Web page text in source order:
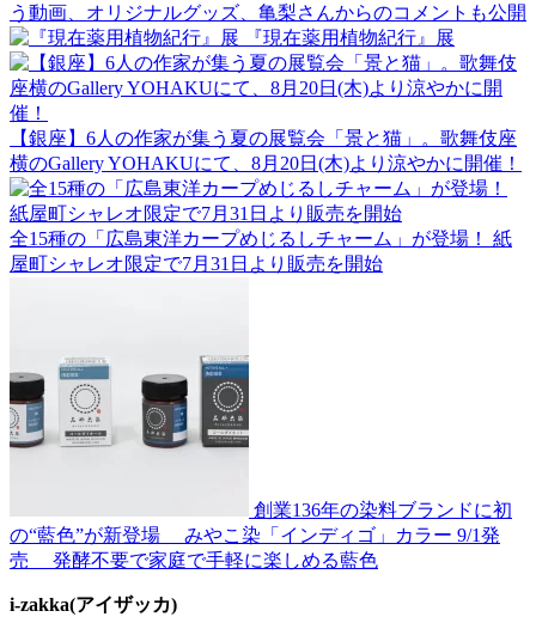
う動画、オリジナルグッズ、亀梨さんからのコメントも公開
『現在薬用植物紀行』展
【銀座】6人の作家が集う夏の展覧会「景と猫」。歌舞伎座
横のGallery YOHAKUにて、8月20日(木)より涼やかに開催！
全15種の「広島東洋カープめじるしチャーム」が登場！ 紙
屋町シャレオ限定で7月31日より販売を開始
創業136年の染料ブランドに初
の“藍色”が新登場 みやこ染「インディゴ」カラー 9/1発
売 発酵不要で家庭で手軽に楽しめる藍色
i-zakka(アイザッカ)